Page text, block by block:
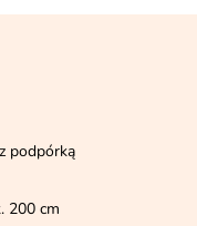
podpórką
200 cm